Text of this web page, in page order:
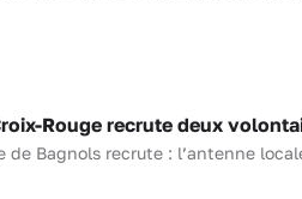
Rouge recrute deux
de Bagnols recrute : l’antenne